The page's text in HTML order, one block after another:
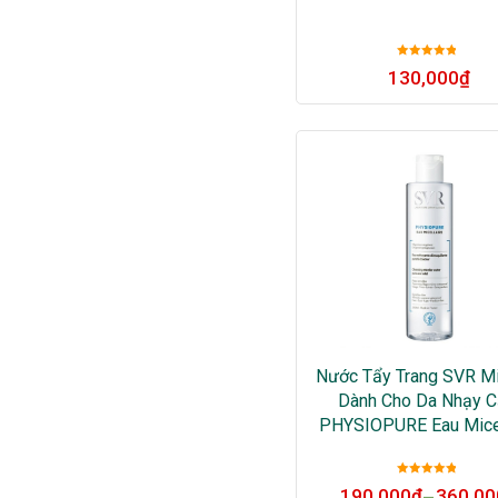
hạng5sao
130,000₫
Nước Tẩy Trang SVR
Dành Cho Da Nhạy
PHYSIOPURE Eau